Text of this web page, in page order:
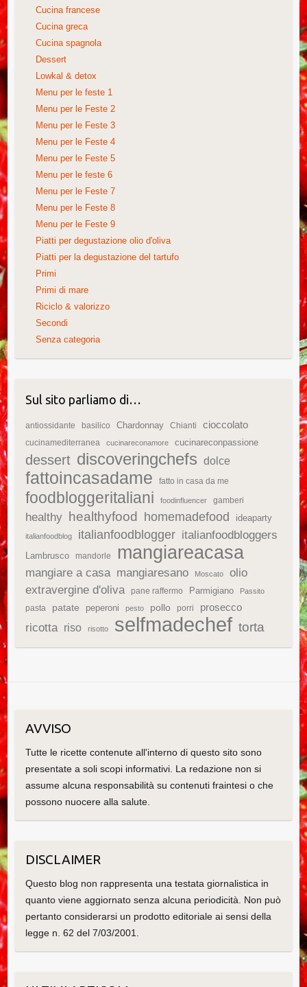
Cucina francese
Cucina greca
Cucina spagnola
Dessert
Lowkal & detox
Menu per le feste 1
Menu per le Feste 2
Menu per le Feste 3
Menu per le Feste 4
Menu per le Feste 5
Menu per le feste 6
Menu per le Feste 7
Menu per le Feste 8
Menu per le Feste 9
Piatti per degustazione olio d'oliva
Piatti per la degustazione del tartufo
Primi
Primi di mare
Riciclo & valorizzo
Secondi
Senza categoria
Sul sito parliamo di…
antiossidante basilico Chardonnay Chianti cioccolato
cucinamediterranea cucinareconamore cucinareconpassione
dessert discoveringchefs dolce
fattoincasadame fatto in casa da me
foodbloggeritaliani foodinfluencer gamberi
healthy healthyfood homemadefood ideaparty
italianfoodblog italianfoodblogger italianfoodbloggers
Lambrusco mandorle mangiareacasa
mangiare a casa mangiaresano Moscato
olio
extravergine d'oliva
pane raffermo Parmigiano Passito
pasta patate peperoni pesto pollo porri prosecco
ricotta riso risotto selfmadechef torta
AVVISO
Tutte le ricette contenute all'interno di questo sito sono
presentate a soli scopi informativi. La redazione non si
assume alcuna responsabilità su contenuti fraintesi o che
possono nuocere alla salute.
DISCLAIMER
Questo blog non rappresenta una testata giornalistica in
quanto viene aggiornato senza alcuna periodicità. Non può
pertanto considerarsi un prodotto editoriale ai sensi della
legge n. 62 del 7/03/2001.